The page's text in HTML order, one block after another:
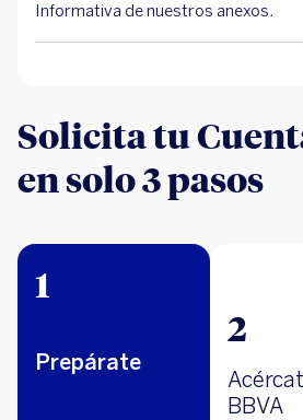
Informativa de nuestros anexos.
Solicita tu
en solo 3 pasos
1
Prepárate
2
BBVA